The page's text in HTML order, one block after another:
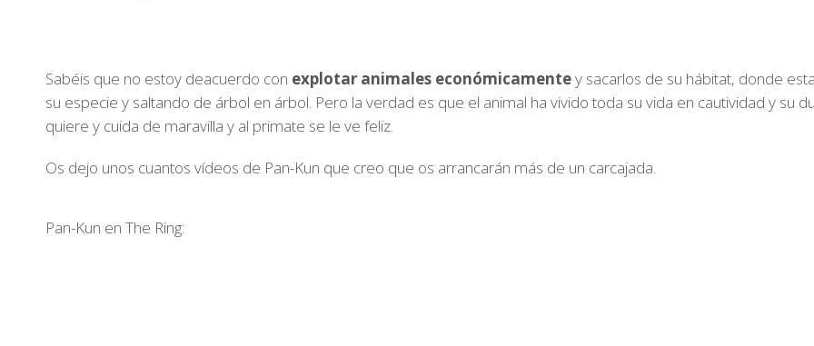
Sabéis que no estoy deacuerdo con explotar animales económicamentey sacarlos de su hábitat, donde
su especie y saltando de árbol en árbol. Pero la verdad es que el animal ha vivido toda su vida en cautividad y su
quiere y cuida de maravilla y al primate se le ve feliz.
Os dejo unos cuantos vídeos de Pan-Kun que creo que os arrancarán más de un carcajada.
Pan-Kun en The Ring: